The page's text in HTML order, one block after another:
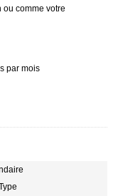
ou comme votre
par mois